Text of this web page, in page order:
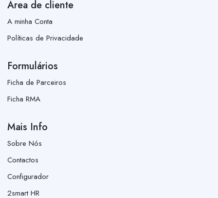
Área de cliente
A minha Conta
Políticas de Privacidade
Formulários
Ficha de Parceiros
Ficha RMA
Mais Info
Sobre Nós
Contactos
Configurador
2smart HR